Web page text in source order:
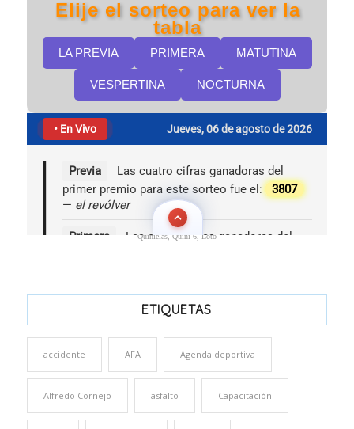
Quinielas, Quini 6, Loto
ETIQUETAS
accidente AFA Agenda deportiva
Alfredo Cornejo asfalto Capacitación